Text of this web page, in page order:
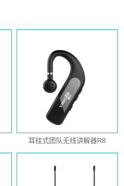
耳挂式团队无线讲解器R8